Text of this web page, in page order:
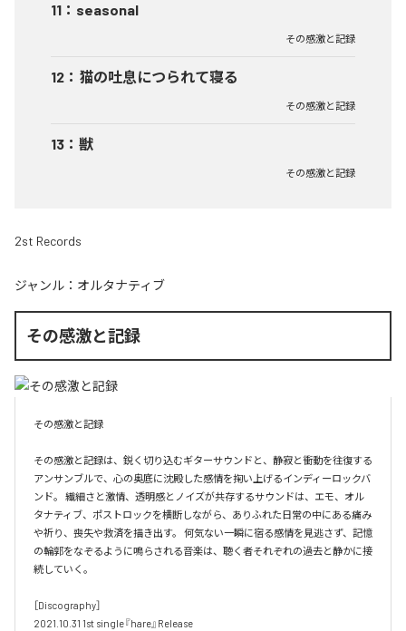
11 ： seasonal
その感激と記録
12 ： 猫の吐息につられて寝る
その感激と記録
13 ： 獣
その感激と記録
2st Records
ジャンル： オルタナティブ
その感激と記録
その感激と記録
その感激と記録は、鋭く切り込むギターサウンドと、静寂と衝動を往復する
アンサンブルで、心の奥底に沈殿した感情を掬い上げるインディーロックバ
ンド。 繊細さと激情、透明感とノイズが共存するサウンドは、エモ、オル
タナティブ、ポストロックを横断しながら、ありふれた日常の中にある痛み
や祈り、喪失や救済を描き出す。 何気ない一瞬に宿る感情を見逃さず、記憶
の輪郭をなぞるように鳴らされる音楽は、聴く者それぞれの過去と静かに接
続していく。
［Discography］
2021.10.31 1st single『hare』Release